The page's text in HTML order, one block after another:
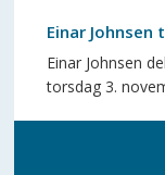
Einar Johnsen
Einar Johnsen
torsdag 3.